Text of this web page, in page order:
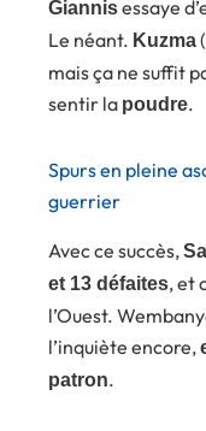
Giannisessaye
Le néant. Kuzma
mais ça ne suffit
sentir la poudre.
Spurs en pleine
guerrier
Avec ce succès,
et 13 défaites, et
l’Ouest.
l’inquiète encore,
patron.